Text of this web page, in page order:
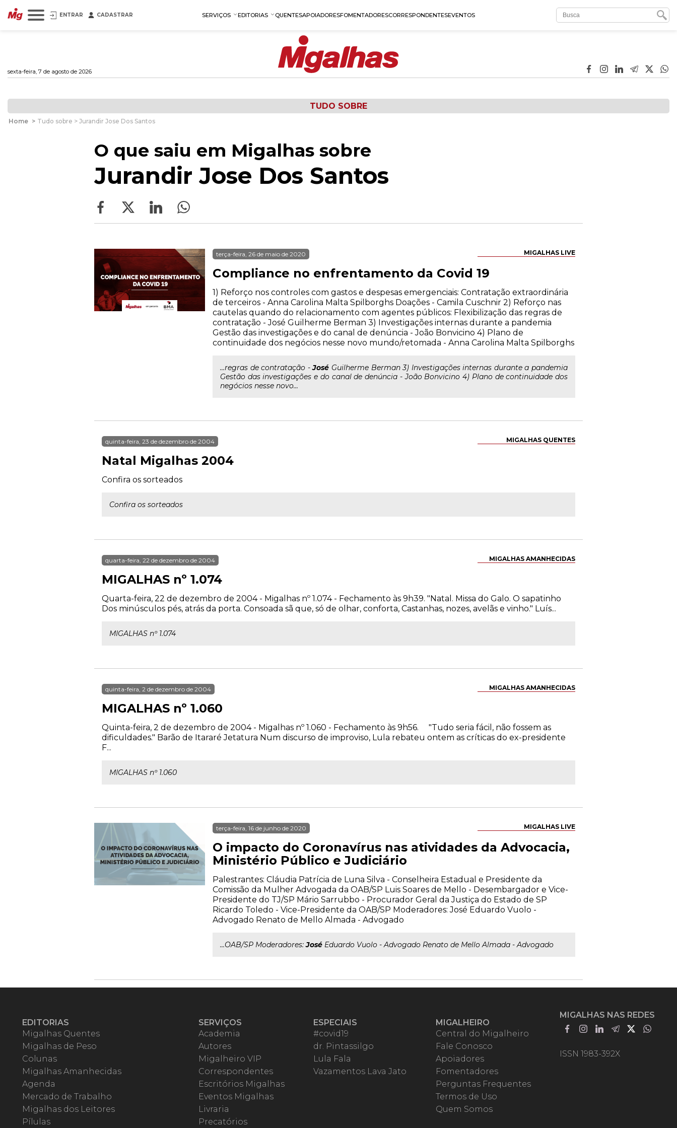
ENTRAR CADASTRAR SERVIÇOS EDITORIAS QUENTESAPOIADORESFOMENTADORESCORRESPONDENTESEVENTOS
sexta-feira, 7 de agosto de 2026
TUDO SOBRE
Home > Tudo sobre > Jurandir Jose Dos Santos
O que saiu em Migalhas sobre
Jurandir Jose Dos Santos
MIGALHAS LIVE
terça-feira, 26 de maio de 2020
Compliance no enfrentamento da Covid 19
1) Reforço nos controles com gastos e despesas emergenciais: Contratação extraordinária
de terceiros - Anna Carolina Malta Spilborghs Doações - Camila Cuschnir 2) Reforço nas
cautelas quando do relacionamento com agentes públicos: Flexibilização das regras de
contratação - José Guilherme Berman 3) Investigações internas durante a pandemia
Gestão das investigações e do canal de denúncia - João Bonvicino 4) Plano de
continuidade dos negócios nesse novo mundo/retomada - Anna Carolina Malta Spilborghs
...regras de contratação -José Guilherme Berman 3) Investigações internas durante a pandemia
Gestão das investigações e do canal de denúncia - João Bonvicino 4) Plano de continuidade dos
negócios nesse novo...
MIGALHAS QUENTES
quinta-feira, 23 de dezembro de 2004
Natal Migalhas 2004
Confira os sorteados
Confira os sorteados
MIGALHAS AMANHECIDAS
quarta-feira, 22 de dezembro de 2004
MIGALHAS nº 1.074
Quarta-feira, 22 de dezembro de 2004 - Migalhas nº 1.074 - Fechamento às 9h39. "Natal. Missa do Galo. O sapatinho
Dos minúsculos pés, atrás da porta. Consoada sã que, só de olhar, conforta, Castanhas, nozes, avelãs e vinho." Luís...
MIGALHAS nº 1.074
MIGALHAS AMANHECIDAS
quinta-feira, 2 de dezembro de 2004
MIGALHAS nº 1.060
Quinta-feira, 2 de dezembro de 2004 - Migalhas nº 1.060 - Fechamento às 9h56. "Tudo seria fácil, não fossem as
dificuldades." Barão de Itararé Jetatura Num discurso de improviso, Lula rebateu ontem as críticas do ex-presidente
F...
MIGALHAS nº 1.060
MIGALHAS LIVE
terça-feira, 16 de junho de 2020
O impacto do Coronavírus nas atividades da Advocacia,
Ministério Público e Judiciário
Palestrantes: Cláudia Patrícia de Luna Silva - Conselheira Estadual e Presidente da
Comissão da Mulher Advogada da OAB/SP Luis Soares de Mello - Desembargador e Vice-
Presidente do TJ/SP Mário Sarrubbo - Procurador Geral da Justiça do Estado de SP
Ricardo Toledo - Vice-Presidente da OAB/SP Moderadores: José Eduardo Vuolo -
Advogado Renato de Mello Almada - Advogado
...OAB/SP Moderadores:José Eduardo Vuolo - Advogado Renato de Mello Almada - Advogado
EDITORIAS
Migalhas Quentes
Migalhas de Peso
Colunas
Migalhas Amanhecidas
Agenda
Mercado de Trabalho
Migalhas dos Leitores
Pílulas
SERVIÇOS
Academia
Autores
Migalheiro VIP
Correspondentes
Escritórios Migalhas
Eventos Migalhas
Livraria
Precatórios
ESPECIAIS
#covid19
dr. Pintassilgo
Lula Fala
Vazamentos Lava Jato
MIGALHEIRO
Central do Migalheiro
Fale Conosco
Apoiadores
Fomentadores
Perguntas Frequentes
Termos de Uso
Quem Somos
MIGALHAS NAS REDES
ISSN 1983-392X